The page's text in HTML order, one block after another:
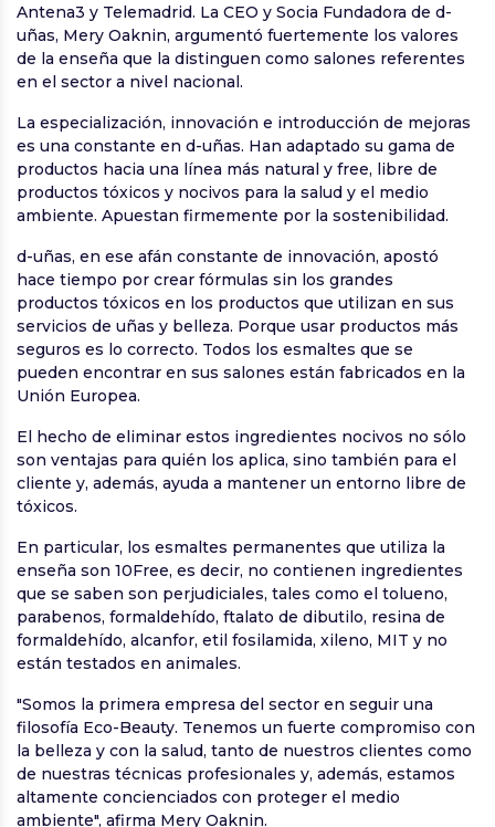
Antena3 y Telemadrid. La CEO y Socia Fundadora de d-
uñas, Mery Oaknin, argumentó fuertemente los valores
de la enseña que la distinguen como salones referentes
en el sector a nivel nacional.
La especialización, innovación e introducción de mejoras
es una constante en d-uñas. Han adaptado su gama de
productos hacia una línea más natural y free, libre de
productos tóxicos y nocivos para la salud y el medio
ambiente. Apuestan firmemente por la sostenibilidad.
d-uñas, en ese afán constante de innovación, apostó
hace tiempo por crear fórmulas sin los grandes
productos tóxicos en los productos que utilizan en sus
servicios de uñas y belleza. Porque usar productos más
seguros es lo correcto. Todos los esmaltes que se
pueden encontrar en sus salones están fabricados en la
Unión Europea.
El hecho de eliminar estos ingredientes nocivos no sólo
son ventajas para quién los aplica, sino también para el
cliente y, además, ayuda a mantener un entorno libre de
tóxicos.
En particular, los esmaltes permanentes que utiliza la
enseña son 10Free, es decir, no contienen ingredientes
que se saben son perjudiciales, tales como el tolueno,
parabenos, formaldehído, ftalato de dibutilo, resina de
formaldehído, alcanfor, etil fosilamida, xileno, MIT y no
están testados en animales.
"Somos la primera empresa del sector en seguir una
filosofía Eco-Beauty. Tenemos un fuerte compromiso con
la belleza y con la salud, tanto de nuestros clientes como
de nuestras técnicas profesionales y, además, estamos
altamente concienciados con proteger el medio
ambiente", afirma Mery Oaknin.